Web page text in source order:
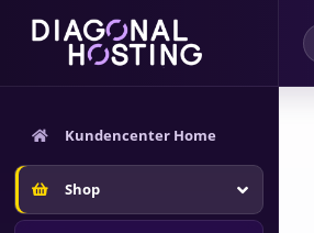
Kundencenter Home
Shop